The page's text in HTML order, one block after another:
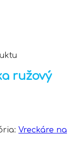
ružový
Vreckáre na